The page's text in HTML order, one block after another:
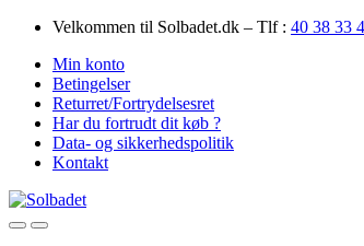
Skip
navigation
Skip
content
Velkommen til Solbadet.dk – Tlf : 40 38 33
Min konto
Betingelser
Returret/Fortrydelsesret
Har du fortrudt dit køb ?
Data- og sikkerhedspolitik
Kontakt
OpenClose